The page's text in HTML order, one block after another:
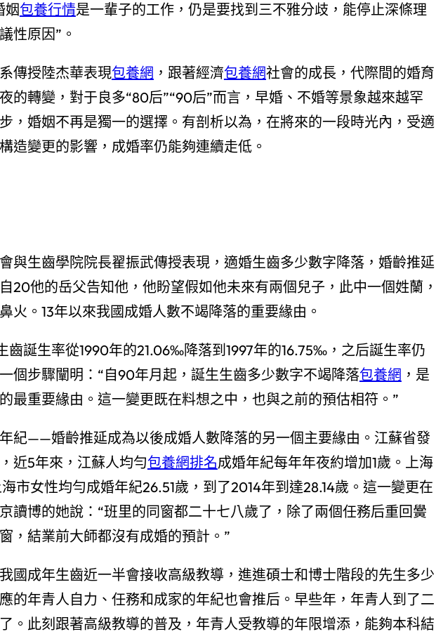
姻包養行情是一輩子的工作，仍是要找到三不雅分歧，能停止深條理
性原因”。
授陸杰華表現包養網 ，跟著經濟包養網社會的成長，代際間的婚育
的轉變，對于良多“80后”“90后”而言，早婚、不婚等景象越來越罕
，婚姻不再是獨一的選擇。有剖析以為，在將來的一段時光內，受適
造變更的影響，成婚率仍能夠連續走低。
生齒學院院長翟振武傳授表現，適婚生齒多少數字降落，婚齡推延
20他的岳父告知他，他盼望假如他未來有兩個兒子，此中一個姓蘭，
火。13年以來我國成婚人數不竭降落的重要緣由。
生率從1990年的21.06‰降落到1997年的16.75‰，之后誕生率仍
個步驟闡明：“自90年月起，誕生生齒多少數字不竭降落包養網 ，是
最重要緣由。這一變更既在料想之中，也與之前的預估相符。”
紀——婚齡推延成為以後成婚人數降落的另一個主要緣由。江蘇省發
近5年來，江蘇人均勻包養網排名成婚年紀每年年夜約增加1歲。上海
市女性均勻成婚年紀26.51歲，到了2014年到達28.14歲。這一變更在
讀博的她說：“班里的同窗都二十七八歲了，除了兩個任務后重回黌
，結業前大師都沒有成婚的預計。”
成年生齒近一半會接收高級教導，進進碩士和博士階段的先生多少
的年青人自力、任務和成家的年紀也會推后。早些年，年青人到了二
。此刻跟著高級教導的普及，年青人受教導的年限增添，能夠本科結